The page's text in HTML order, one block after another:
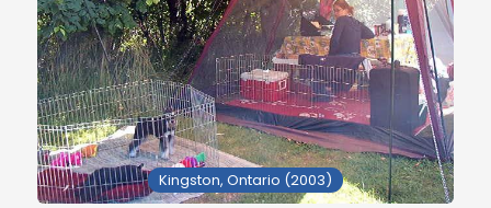
Kingston, Ontario (2003)